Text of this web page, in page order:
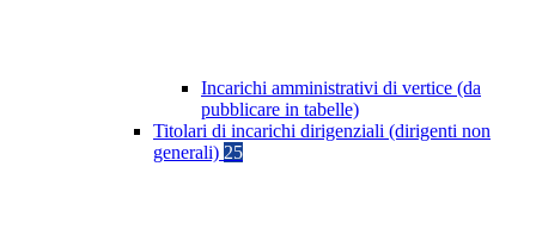
Incarichi amministrativi di vertice (da
pubblicare in tabelle)
Titolari di incarichi dirigenziali (dirigenti non
generali) 25